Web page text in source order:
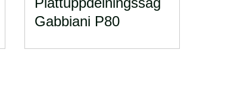
Gabbiani P80